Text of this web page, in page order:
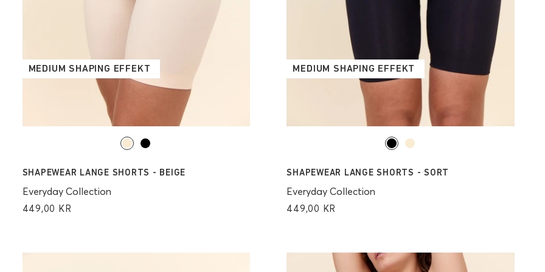
MEDIUM SHAPING EFFEKT
SHAPEWEAR LANGE SHORTS - BEIGE
Everyday Collection
449,00 KR
MEDIUM SHAPING EFFEKT
SHAPEWEAR LANGE SHORTS - SORT
Everyday Collection
449,00 KR